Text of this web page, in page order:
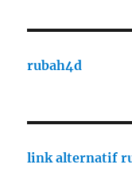
rubah4d
link alternatif